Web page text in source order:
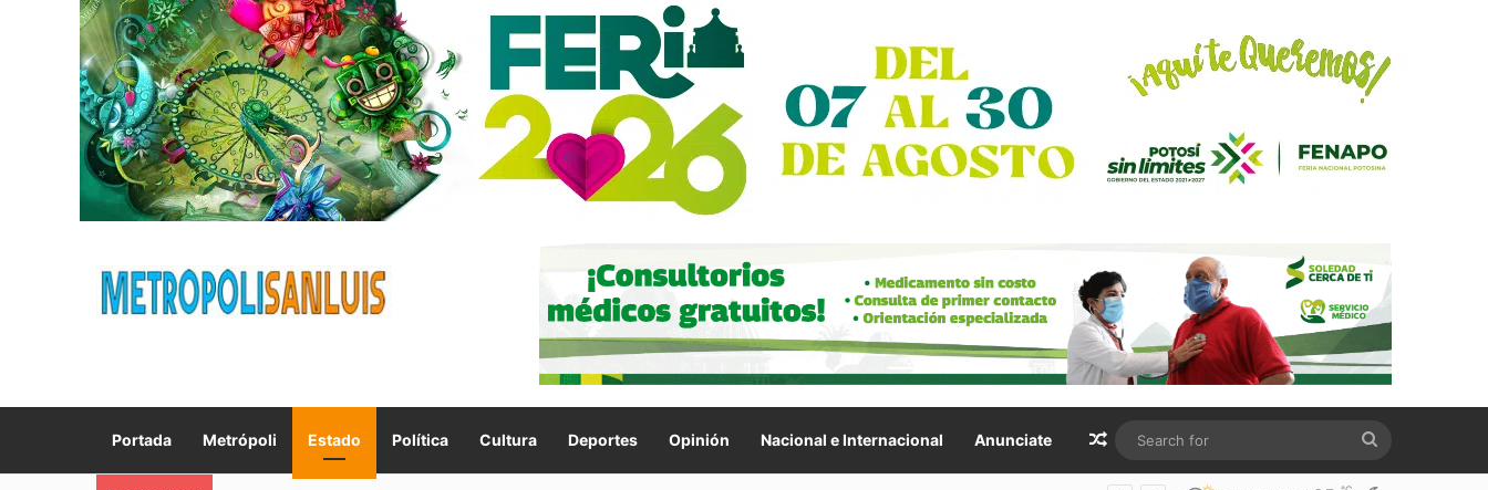
Portada Metrópoli Estado Política Cultura Deportes Opinión Nacional e Internacional Anunciate Random Article
for